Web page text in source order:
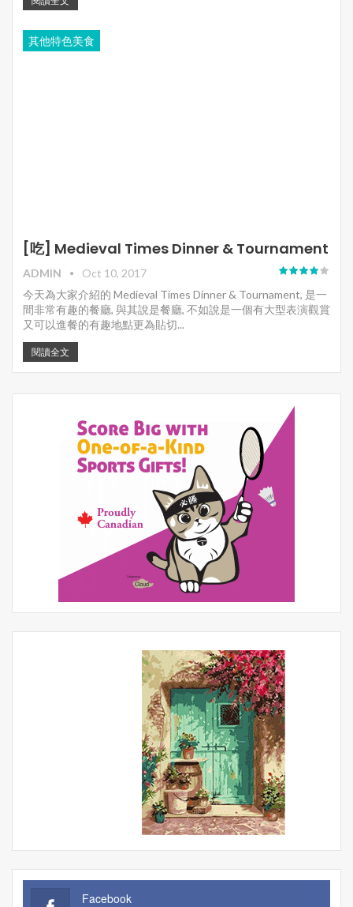
其他特色美食
[吃] Medieval Times Dinner & Tournament
ADMIN
Oct 10, 2017
今天為大家介紹的 Medieval Times Dinner & Tournament, 是一
間非常有趣的餐廳, 與其說是餐廳, 不如說是一個有大型表演觀賞
又可以進餐的有趣地點更為貼切...
閱讀全文
Facebook